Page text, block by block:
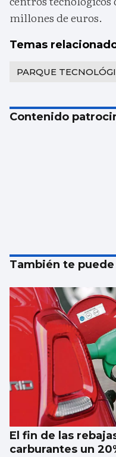
millones de euros.
Temas
PARQUE
Contenido
También te
El fin de las
carburantes un